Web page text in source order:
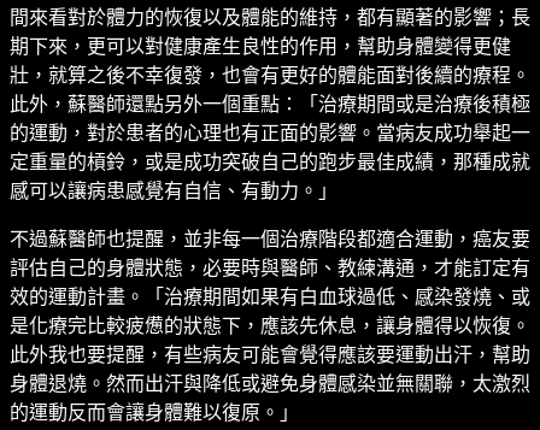
間來看對於體力的恢復以及體能的維持，都有顯著的影響；長
期下來，更可以對健康產生良性的作用，幫助身體變得更健
壯，就算之後不幸復發，也會有更好的體能面對後續的療程。
此外，蘇醫師還點另外一個重點：「治療期間或是治療後積極
的運動，對於患者的心理也有正面的影響。當病友成功舉起一
定重量的槓鈴，或是成功突破自己的跑步最佳成績，那種成就
感可以讓病患感覺有自信、有動力。」
不過蘇醫師也提醒，並非每一個治療階段都適合運動，癌友要
評估自己的身體狀態，必要時與醫師、教練溝通，才能訂定有
效的運動計畫。「治療期間如果有白血球過低、感染發燒、或
是化療完比較疲憊的狀態下，應該先休息，讓身體得以恢復。
此外我也要提醒，有些病友可能會覺得應該要運動出汗，幫助
身體退燒。然而出汗與降低或避免身體感染並無關聯，太激烈
的運動反而會讓身體難以復原。」